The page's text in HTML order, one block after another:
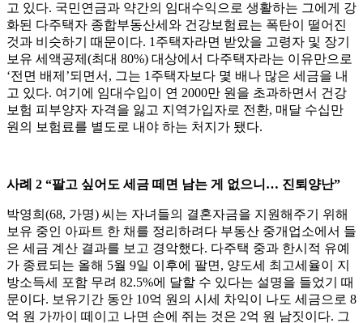
고 있다. 국민연금과 약간의 임대수익으로 생활하는 그에게 강
화된 다주택자 종합부동산세와 건강보험료는 폭탄이 떨어진
것과 비슷하기 때문이다. 1주택자라면 받았을 고령자 및 장기
보유 세액공제(최대 80%) 대상에서 다주택자라는 이유만으로
‘전면 배제’되면서, 그는 1주택자보다 몇 배나 많은 세금을 내
고 있다. 여기에 임대수입이 연 2000만 원을 초과하면서 건강
보험 피부양자 자격을 잃고 지역가입자로 전환, 매달 수십만
원의 보험료를 별도로 내야 하는 처지가 됐다.
사례 2 “팔고 싶어도 세금 떼면 남는 게 없으니… 진퇴양난”
박영희(68, 가명) 씨는 자녀들의 결혼자금을 지원해주기 위해
보유 중인 아파트 한 채를 정리하려다 부동산 중개업소에서 들
은 세금 계산 결과를 보고 경악했다. 다주택 중과 한시적 유예
가 종료되는 올해 5월 9일 이후에 팔면, 양도세 최고세율이 지
방소득세 포함 무려 82.5%에 달할 수 있다는 설명을 들었기 때
문이다. 보유기간 동안 10억 원의 시세 차익이 나도 세금으로 8
억 원 가까이 떼이고 나면 손에 쥐는 것은 2억 원 남짓이다. 그